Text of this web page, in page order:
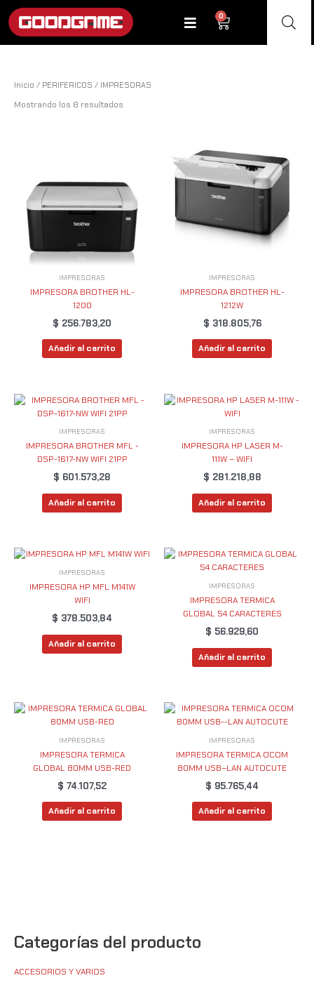
contenido
0
Cart
Categorías del producto
ACCESORIOS Y VARIOS
Inicio / PERIFERICOS / IMPRESORAS
Mostrando los 8 resultados
IMPRESORAS
IMPRESORA BROTHER HL-
1200
$ 256.783,20
Añadir al carrito
IMPRESORAS
IMPRESORA BROTHER HL-
1212W
$ 318.805,76
Añadir al carrito
IMPRESORAS
IMPRESORA BROTHER MFL -
DSP-1617-NW WIFI 21PP
$ 601.573,28
Añadir al carrito
IMPRESORAS
IMPRESORA HP LASER M-
111W – WIFI
$ 281.218,88
Añadir al carrito
IMPRESORAS
IMPRESORA HP MFL M141W
WIFI
$ 378.503,84
Añadir al carrito
IMPRESORAS
IMPRESORA TERMICA
GLOBAL 54 CARACTERES
$ 56.929,60
Añadir al carrito
IMPRESORAS
IMPRESORA TERMICA
GLOBAL 80MM USB-RED
$ 74.107,52
Añadir al carrito
IMPRESORAS
IMPRESORA TERMICA OCOM
80MM USB–LAN AUTOCUTE
$ 95.765,44
Añadir al carrito